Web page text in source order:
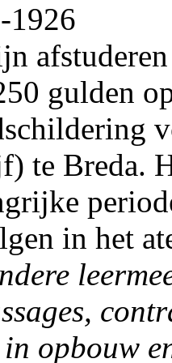
1926
gulden
te Breda.
in het
opbouw